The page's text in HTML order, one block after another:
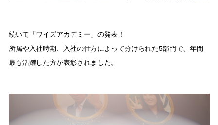
続いて「ワイズアカデミー」の発表！
所属や入社時期、入社の仕方によって分けられた5部門で、年間
最も活躍した方が表彰されました。